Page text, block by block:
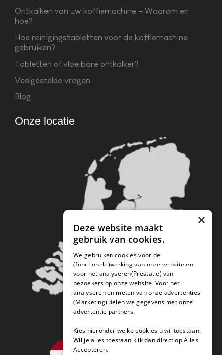
Ontkalken van uw koffiemachine – Waarom en
hoe?
Hoe reinigingstabletten voor de koffiemachine
gebruiken?
Tabletten of vloeibare ontkalker?
Veelgestelde vragen
Blog
Onze locatie
×
Deze website maakt
gebruik van cookies.
We gebruiken cookies voor de
(functionele)werking van onze website en
voor het analyseren(Prestatie) van
bezoekers op onze website. Voor het
analyseren en meten van onze advertenties
(Marketing) delen we gegevens met onze
advertentie partners.
Kies hieronder welke cookies u wil toestaan.
Wil je alles toestaan klik dan direct op Alles
Accepteren.